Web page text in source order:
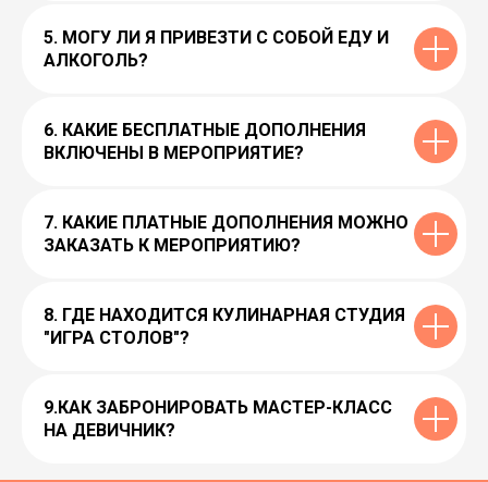
5. МОГУ ЛИ Я ПРИВЕЗТИ С СОБОЙ ЕДУ И
АЛКОГОЛЬ?
6. КАКИЕ БЕСПЛАТНЫЕ ДОПОЛНЕНИЯ
ВКЛЮЧЕНЫ В МЕРОПРИЯТИЕ?
7. КАКИЕ ПЛАТНЫЕ ДОПОЛНЕНИЯ МОЖНО
ЗАКАЗАТЬ К МЕРОПРИЯТИЮ?
8. ГДЕ НАХОДИТСЯ КУЛИНАРНАЯ СТУДИЯ
"ИГРА СТОЛОВ"?
9.КАК ЗАБРОНИРОВАТЬ МАСТЕР-КЛАСС
НА ДЕВИЧНИК?